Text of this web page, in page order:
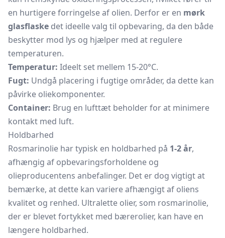
en hurtigere forringelse af olien. Derfor er en mørk
glasflaske det ideelle valg til opbevaring, da den både
beskytter mod lys og hjælper med at regulere
temperaturen.
Temperatur: Ideelt set mellem 15-20°C.
Fugt: Undgå placering i fugtige områder, da dette kan
påvirke oliekomponenter.
Container: Brug en lufttæt beholder for at minimere
kontakt med luft.
Holdbarhed
Rosmarinolie har typisk en holdbarhed på 1-2 år,
afhængig af opbevaringsforholdene og
olieproducentens anbefalinger. Det er dog vigtigt at
bemærke, at dette kan variere afhængigt af oliens
kvalitet og renhed. Ultralette olier, som rosmarinolie,
der er blevet fortykket med bærerolier, kan have en
længere holdbarhed.